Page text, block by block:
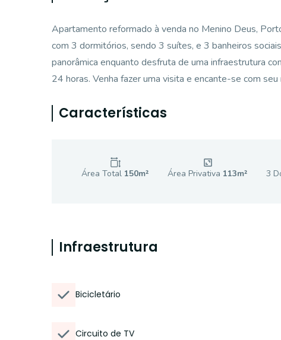
Apartamento reformado à venda no Menino Deus,
com 3 dormitórios, sendo 3 suítes, e 3 banheiros
panorâmica enquanto desfruta de uma infraestrutura
24 horas. Venha fazer uma visita e encante-se com seu
Características
Área Total 150m² Área Privativa 113m² 3
Infraestrutura
Bicicletário
Circuito de TV